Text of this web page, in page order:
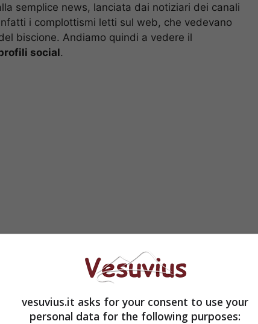
semplice news, lanciata dai notiziari dei canali
i complottismi letti sul web, che vedevano
biscione. Andiamo quindi a vedere il
social.
Crosetti rivela: “Derubato appena il suo cuore
a Striscia dopo 15
vesuvius.it asks for your consent to use your
personal data for the following purposes: